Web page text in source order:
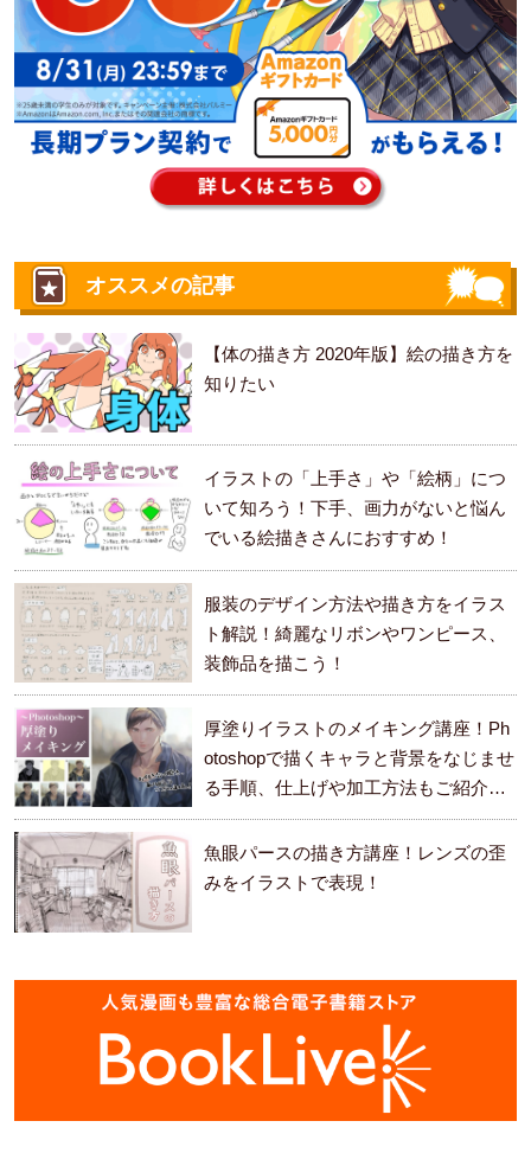
オススメの記事
【体の描き方 2020年版】絵の描き方を
知りたい
イラストの「上手さ」や「絵柄」につ
いて知ろう！下手、画力がないと悩ん
でいる絵描きさんにおすすめ！
服装のデザイン方法や描き方をイラス
ト解説！綺麗なリボンやワンピース、
装飾品を描こう！
厚塗りイラストのメイキング講座！Ph
otoshopで描くキャラと背景をなじませ
る手順、仕上げや加工方法もご紹介し
ます。
魚眼パースの描き方講座！レンズの歪
みをイラストで表現！